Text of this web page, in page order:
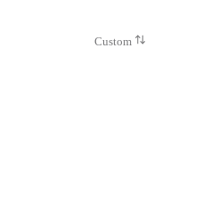
Custom